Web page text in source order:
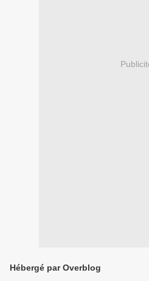
Hébergé par Overblog